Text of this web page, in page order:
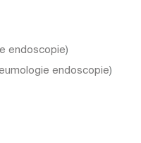
endoscopie)
endoscopie)